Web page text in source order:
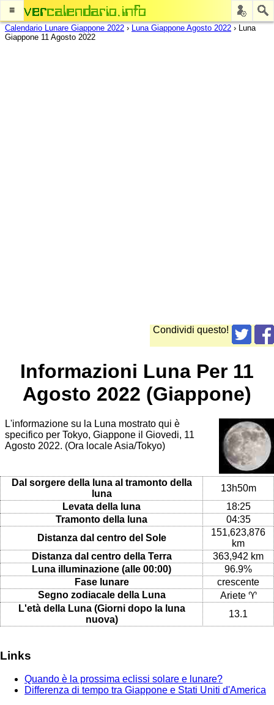
≡
Calendario Lunare Giappone 2022 › Luna Giappone Agosto 2022 › Luna
Giappone 11 Agosto 2022
Condividi questo!
Informazioni Luna Per 11
Agosto 2022 (Giappone)
L'informazione su la Luna mostrato qui è
specifico per Tokyo, Giappone il Giovedi, 11
Agosto 2022. (Ora locale Asia/Tokyo)
Dal sorgere della luna al tramonto della
luna
13h50m
Levata della luna
18:25
Tramonto della luna
04:35
Distanza dal centro del Sole
151,623,876
km
Distanza dal centro della Terra
363,942 km
Luna illuminazione (alle 00:00)
96.9%
Fase lunare
crescente
Segno zodiacale della Luna
Ariete ♈
L'età della Luna (Giorni dopo la luna
nuova)
13.1
Links
Quando è la prossima eclissi solare e lunare?
Differenza di tempo tra Giappone e Stati Uniti d'America